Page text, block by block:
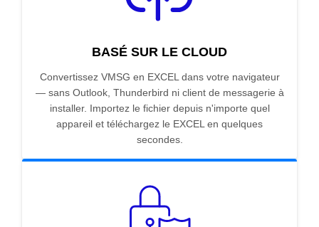
BASÉ SUR LE CLOUD
Convertissez VMSG en EXCEL dans votre navigateur
— sans Outlook, Thunderbird ni client de messagerie à
installer. Importez le fichier depuis n'importe quel
appareil et téléchargez le EXCEL en quelques
secondes.